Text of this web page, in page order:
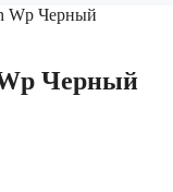
Wp Черный
Черный